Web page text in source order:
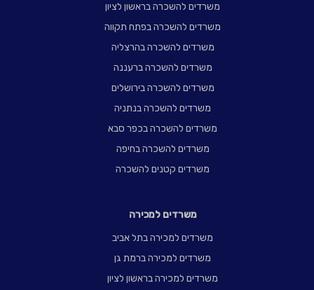
משרדים להשכרה בראשון לציון
משרדים להשכרה בפתח תקווה
משרדים להשכרה בהרצליה
משרדים להשכרה ברעננה
משרדים להשכרה בירושלים
משרדים להשכרה בנתניה
משרדים להשכרה בכפר סבא
משרדים להשכרה בחיפה
משרדים קטנים להשכרה
משרדים למכירה
משרדים למכירה בתל אביב
משרדים למכירה ברמת גן
משרדים למכירה בראשון לציון